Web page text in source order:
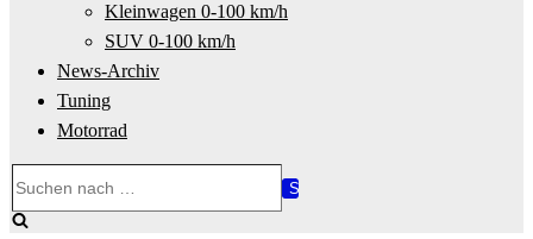
Kleinwagen 0-100 km/h
SUV 0-100 km/h
News-Archiv
Tuning
Motorrad
nach …